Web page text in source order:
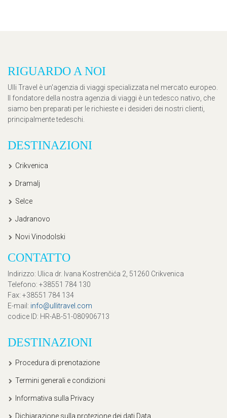
RIGUARDO A NOI
Ulli Travel è un'agenzia di viaggi specializzata nel mercato europeo.
Il fondatore della nostra agenzia di viaggi è un tedesco nativo, che
siamo ben preparati per le richieste e i desideri dei nostri clienti,
principalmente tedeschi.
DESTINAZIONI
Crikvenica
Dramalj
Selce
Jadranovo
Novi Vinodolski
CONTATTO
Indirizzo: Ulica dr. Ivana Kostrenčića 2, 51260 Crikvenica
Telefono: +38551 784 130
Fax: +38551 784 134
E-mail: info@ullitravel.com
codice ID: HR-AB-51-080906713
DESTINAZIONI
Procedura di prenotazione
Termini generali e condizioni
Informativa sulla Privacy
Dichiarazione sulla protezione dei dati Data